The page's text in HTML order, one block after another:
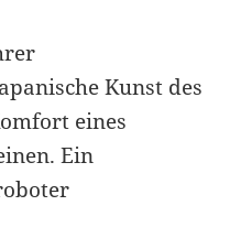
Kunst des
eines
Ein